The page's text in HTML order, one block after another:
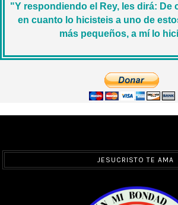
"Y respondiendo el Rey, les dirá: De
en cuanto lo hicisteis a uno de
más pequeños, a mí lo
JESUCRISTO TE AMA